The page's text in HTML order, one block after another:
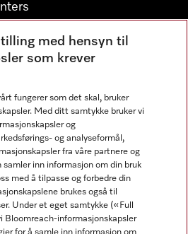
med hensyn til
som krever
fungerer som det skal, bruker
Med ditt samtykke bruker vi
og
og analyseformål,
fra våre partnere og
inn informasjon om din bruk
med å tilpasse og forbedre din
brukes også til
Under et eget samtykke («Full
Bloomreach-informasjonskapsler